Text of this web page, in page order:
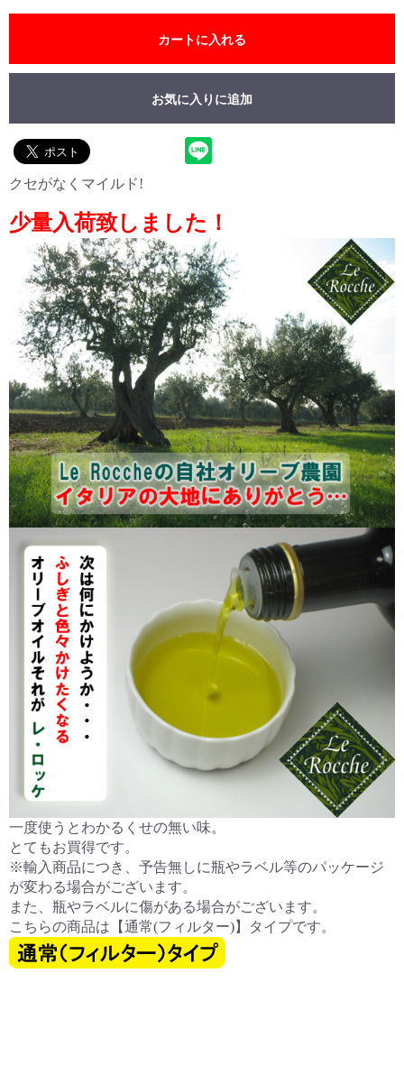
カートに入れる
お気に入りに追加
クセがなくマイルド!
少量入荷致しました！
一度使うとわかるくせの無い味。
とてもお買得です。
※輸入商品につき、予告無しに瓶やラベル等のパッケージ
が変わる場合がございます。
また、瓶やラベルに傷がある場合がございます。
こちらの商品は【通常(フィルター)】タイプです。